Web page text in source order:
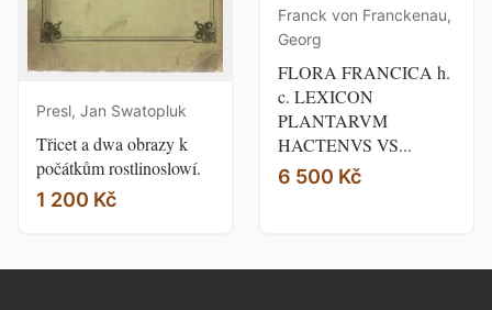
Presl, Jan Swatopluk
Třicet a dwa obrazy k
počátkům rostlinoslowí.
1 200 Kč
Franck von Franckenau,
Georg
FLORA FRANCICA h.
c. LEXICON
PLANTARVM
HACTENVS VS...
6 500 Kč